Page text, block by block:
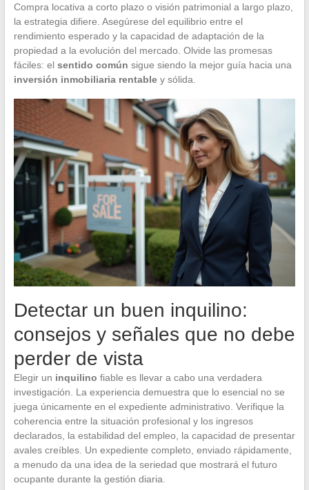
Compra locativa a corto plazo o visión patrimonial a largo plazo,
la estrategia difiere. Asegúrese del equilibrio entre el
rendimiento esperado y la capacidad de adaptación de la
propiedad a la evolución del mercado. Olvide las promesas
fáciles: el sentido común sigue siendo la mejor guía hacia una
inversión inmobiliaria rentabley sólida.
Detectar un buen inquilino:
consejos y señales que no debe
perder de vista
Elegir un inquilino fiable es llevar a cabo una verdadera
investigación. La experiencia demuestra que lo esencial no se
juega únicamente en el expediente administrativo. Verifique la
coherencia entre la situación profesional y los ingresos
declarados, la estabilidad del empleo, la capacidad de presentar
avales creíbles. Un expediente completo, enviado rápidamente,
a menudo da una idea de la seriedad que mostrará el futuro
ocupante durante la gestión diaria.